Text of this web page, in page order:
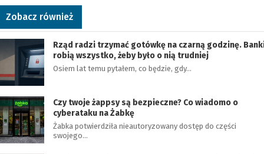
Zobacz również
Rząd radzi trzymać gotówkę na czarną godzinę.
robią wszystko, żeby było o nią trudniej
Osiem lat temu pytałem, co będzie, gdy…
Czy twoje żappsy są bezpieczne? Co wiadomo o
cyberataku na Żabkę
Żabka potwierdziła nieautoryzowany dostęp do części
swojego…